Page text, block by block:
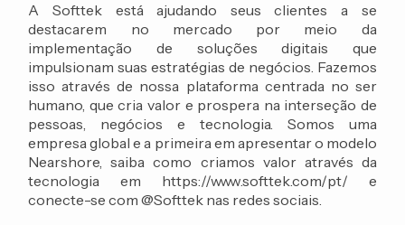
A Softtek está ajudando seus clientes a se
destacarem no mercado por meio da
implementação de soluções digitais que
impulsionam suas estratégias de negócios. Fazemos
isso através de nossa plataforma centrada no ser
humano, que cria valor e prospera na interseção de
pessoas, negócios e tecnologia. Somos uma
empresa global e a primeira em apresentar o modelo
Nearshore, saiba como criamos valor através da
tecnologia em https://www.softtek.com/pt/ e
conecte-se com @Softtek nas redes sociais.